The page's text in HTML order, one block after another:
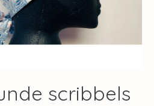
scribbels